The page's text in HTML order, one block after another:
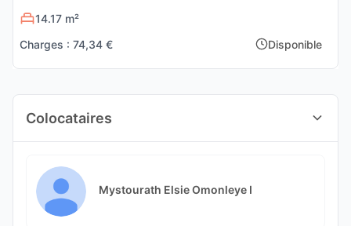
14.17 m²
Charges : 74,34 €
Disponible
Colocataires
Mystourath Elsie Omonleye I